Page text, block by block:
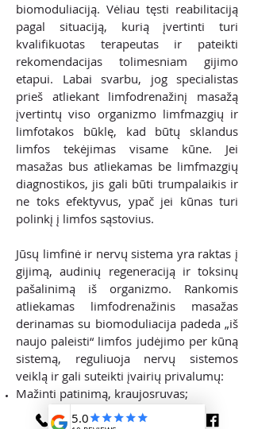
biomoduliaciją. Vėliau tęsti reabilitaciją
pagal situaciją, kurią įvertinti turi
kvalifikuotas terapeutas ir pateikti
rekomendacijas tolimesniam gijimo
etapui. Labai svarbu, jog specialistas
prieš atliekant limfodrenažinį masažą
įvertintų viso organizmo limfmazgių ir
limfotakos būklę, kad būtų sklandus
limfos tekėjimas visame kūne. Jei
masažas bus atliekamas be limfmazgių
diagnostikos, jis gali būti trumpalaikis ir
ne toks efektyvus, ypač jei kūnas turi
polinkį į limfos sąstovius.
Jūsų limfinė ir nervų sistema yra raktas į
gijimą, audinių regeneraciją ir toksinų
pašalinimą iš organizmo. Rankomis
atliekamas limfodrenažinis masažas
derinamas su biomoduliacija padeda „iš
naujo paleisti“ limfos judėjimo per kūną
sistemą, reguliuoja nervų sistemos
veiklą ir gali suteikti įvairių privalumų:
Mažinti patinimą, kraujosruvas;
Šalinti skysčių perteklių ir medžiagų